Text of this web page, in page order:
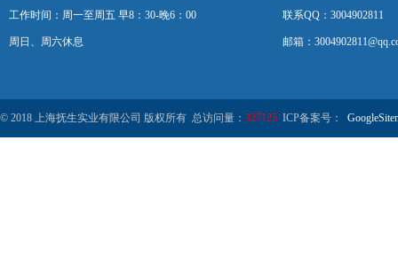
工作时间：周一至周五 早8：30-晚6：00
周日、周六休息
联系QQ：3004902811
邮箱：
© 2018 上海抚生实业有限公司 版权所有 总访问量： 327125 ICP备案号：